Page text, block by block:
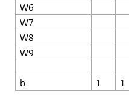
W6
W7
W8
W9
b 1 1